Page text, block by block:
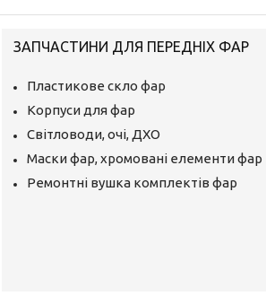
ЗАПЧАСТИНИ ДЛЯ ПЕРЕДНІХ ФАР
Пластикове скло фар
Корпуси для фар
Світловоди, очі, ДХО
Маски фар, хромовані елементи фар
Ремонтні вушка комплектів фар